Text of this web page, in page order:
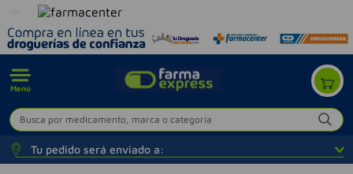
Menú
Busca por medicamento, marca o categoría
Tu pedido será enviado a: